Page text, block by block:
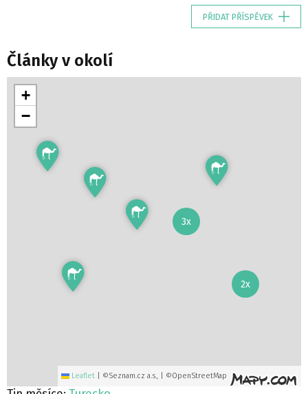
PŘIDAT PŘÍSPĚVEK
Články v okolí
2x
3x
+
−
Leaflet ©Seznam.cz a.s., | ©OpenStreetMap